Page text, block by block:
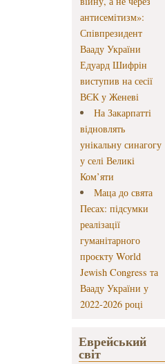
антисемітизм»:
Співпрезидент
Вааду України
Едуард Шифрін
виступив на сесії
ВЄК у Женеві
На Закарпатті
відновлять
унікальну синагогу
у селі Великі
Ком’яти
Маца до свята
Песах: підсумки
реалізації
гуманітарного
проєкту World
Jewish Congress та
Вааду України у
2022-2026 році
Еврейський
світ